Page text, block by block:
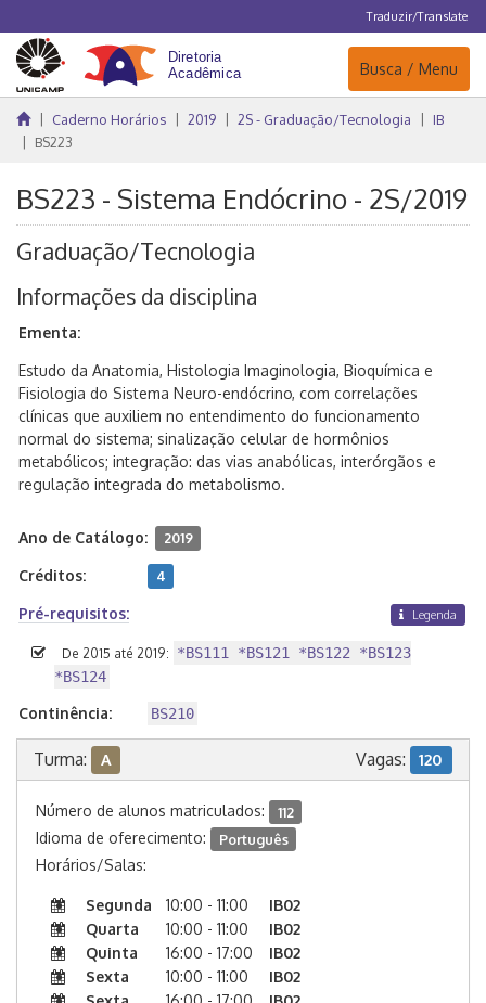
Traduzir/Translate
Navegação
Busca / Menu
Caderno Horários 2019 2S - Graduação/Tecnologia
IB
BS223
BS223 - Sistema Endócrino - 2S/2019
Graduação/Tecnologia
Informações da disciplina
Ementa:
Estudo da Anatomia, Histologia Imaginologia, Bioquímica e
Fisiologia do Sistema Neuro-endócrino, com correlações
clínicas que auxiliem no entendimento do funcionamento
normal do sistema; sinalização celular de hormônios
metabólicos; integração: das vias anabólicas, interórgãos e
regulação integrada do metabolismo.
Ano de Catálogo: 2019
Créditos: 4
Pré-requisitos: Legenda
De 2015 até 2019: *BS111 *BS121 *BS122 *BS123
*BS124
Continência: BS210
Turma: A Vagas: 120
Número de alunos matriculados: 112
Idioma de oferecimento: Português
Horários/Salas:
Segunda 10:00 - 11:00
IB02
Quarta
10:00 - 11:00
IB02
Quinta
16:00 - 17:00
IB02
Sexta
10:00 - 11:00
IB02